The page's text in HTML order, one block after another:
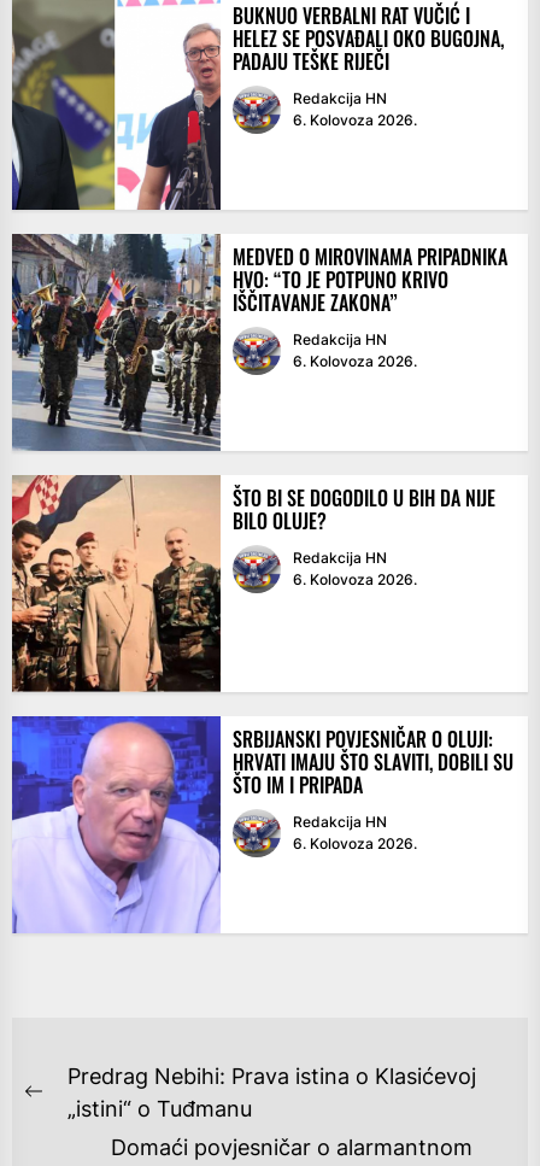
BUKNUO VERBALNI RAT VUČIĆ I
HELEZ SE POSVAĐALI OKO BUGOJNA,
PADAJU TEŠKE RIJEČI
Redakcija HN
6. Kolovoza 2026.
MEDVED O MIROVINAMA PRIPADNIKA
HVO: “TO JE POTPUNO KRIVO
IŠČITAVANJE ZAKONA”
Redakcija HN
6. Kolovoza 2026.
ŠTO BI SE DOGODILO U BIH DA NIJE
BILO OLUJE?
Redakcija HN
6. Kolovoza 2026.
SRBIJANSKI POVJESNIČAR O OLUJI:
HRVATI IMAJU ŠTO SLAVITI, DOBILI SU
ŠTO IM I PRIPADA
Redakcija HN
6. Kolovoza 2026.
NAVIGACIJA
OBJAVA
Previous
Predrag Nebihi: Prava istina o Klasićevoj
„istini“ o Tuđmanu
Domaći povjesničar o alarmantnom